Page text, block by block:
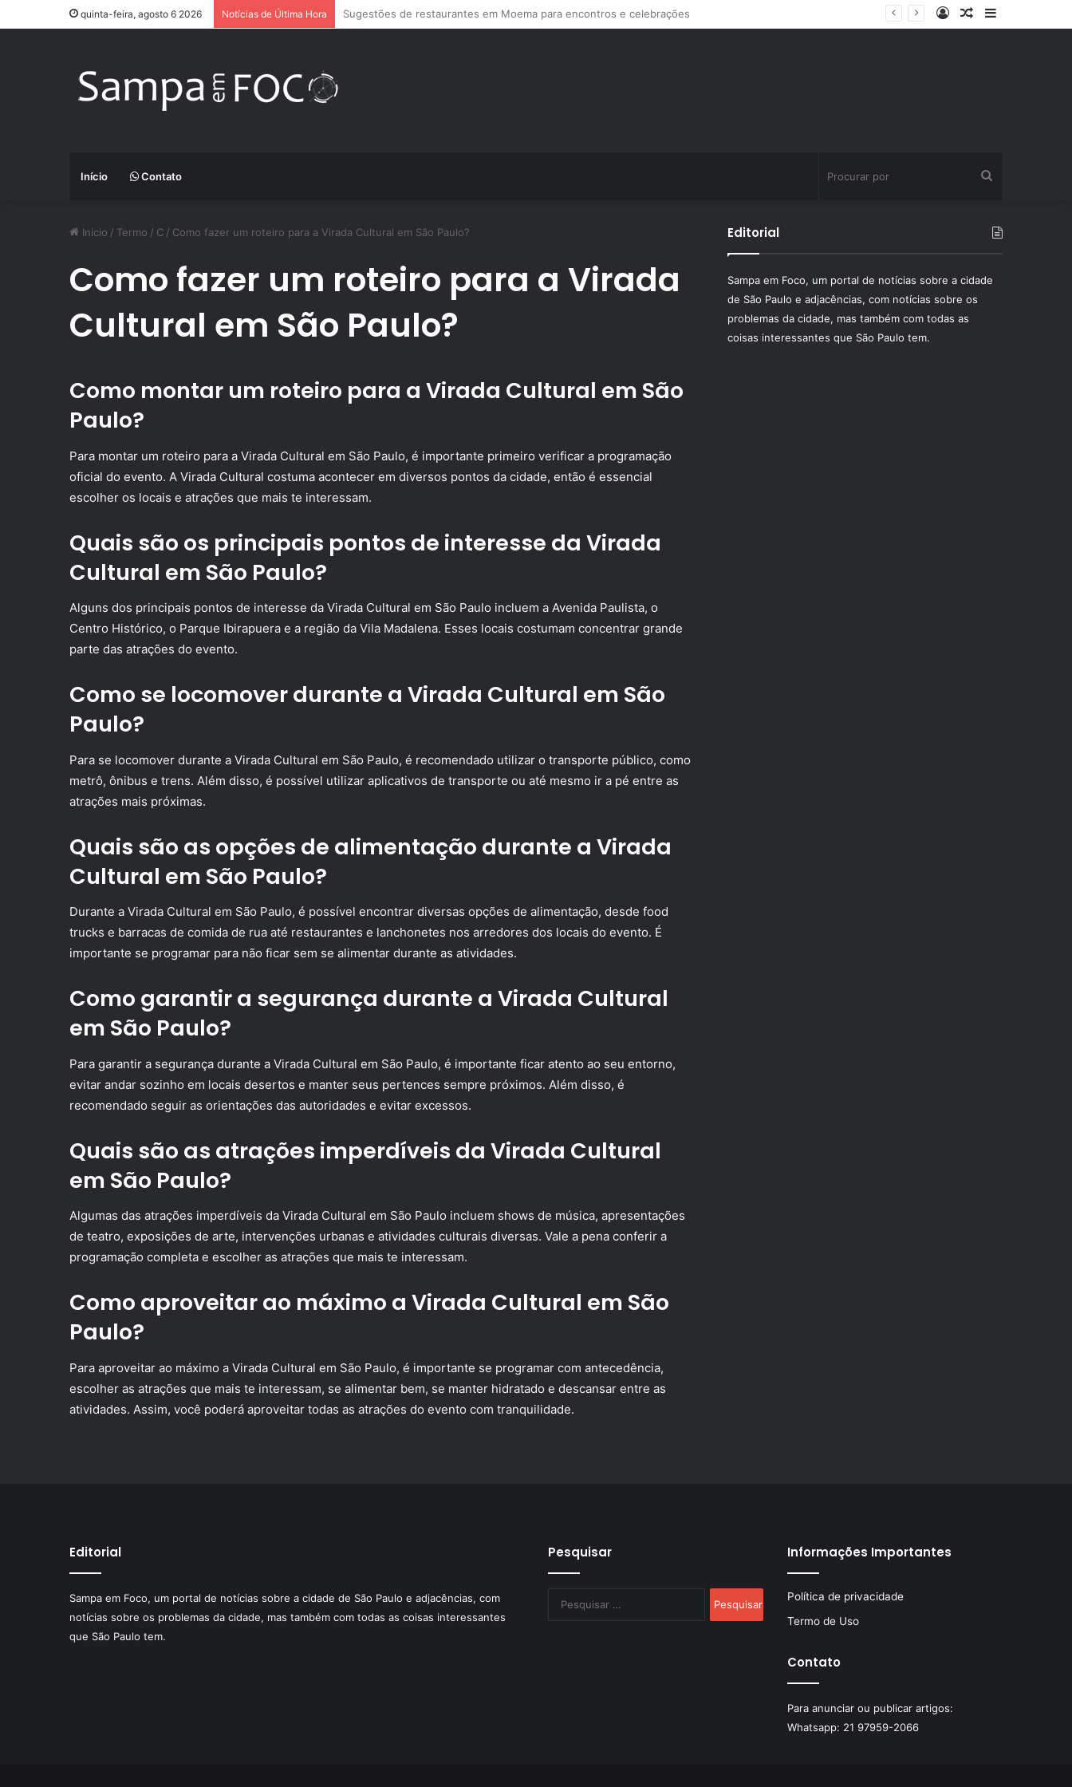
quinta-feira, agosto 6 2026 Notícias de Última Hora Apps de treino personalizado crescem no Brasil e impulsionam modelo de assinatura fitness
Barra
Artigo
Entrar
Início Contato
por
Início / Termo / C / Como fazer um roteiro para a Virada Cultural em São Paulo?
Como fazer um roteiro para a Virada
Cultural em São Paulo?
Como montar um roteiro para a Virada Cultural em São
Paulo?
Para montar um roteiro para a Virada Cultural em São Paulo, é importante primeiro verificar a programação
oficial do evento. A Virada Cultural costuma acontecer em diversos pontos da cidade, então é essencial
escolher os locais e atrações que mais te interessam.
Quais são os principais pontos de interesse da Virada
Cultural em São Paulo?
Alguns dos principais pontos de interesse da Virada Cultural em São Paulo incluem a Avenida Paulista, o
Centro Histórico, o Parque Ibirapuera e a região da Vila Madalena. Esses locais costumam concentrar grande
parte das atrações do evento.
Como se locomover durante a Virada Cultural em São
Paulo?
Para se locomover durante a Virada Cultural em São Paulo, é recomendado utilizar o transporte público, como
metrô, ônibus e trens. Além disso, é possível utilizar aplicativos de transporte ou até mesmo ir a pé entre as
atrações mais próximas.
Quais são as opções de alimentação durante a Virada
Cultural em São Paulo?
Durante a Virada Cultural em São Paulo, é possível encontrar diversas opções de alimentação, desde food
trucks e barracas de comida de rua até restaurantes e lanchonetes nos arredores dos locais do evento. É
importante se programar para não ficar sem se alimentar durante as atividades.
Como garantir a segurança durante a Virada Cultural
em São Paulo?
Para garantir a segurança durante a Virada Cultural em São Paulo, é importante ficar atento ao seu entorno,
evitar andar sozinho em locais desertos e manter seus pertences sempre próximos. Além disso, é
recomendado seguir as orientações das autoridades e evitar excessos.
Quais são as atrações imperdíveis da Virada Cultural
em São Paulo?
Algumas das atrações imperdíveis da Virada Cultural em São Paulo incluem shows de música, apresentações
de teatro, exposições de arte, intervenções urbanas e atividades culturais diversas. Vale a pena conferir a
programação completa e escolher as atrações que mais te interessam.
Como aproveitar ao máximo a Virada Cultural em São
Paulo?
Para aproveitar ao máximo a Virada Cultural em São Paulo, é importante se programar com antecedência,
escolher as atrações que mais te interessam, se alimentar bem, se manter hidratado e descansar entre as
atividades. Assim, você poderá aproveitar todas as atrações do evento com tranquilidade.
Editorial
Sampa em Foco, um portal de notícias sobre a cidade
de São Paulo e adjacências, com notícias sobre os
problemas da cidade, mas também com todas as
coisas interessantes que São Paulo tem.
Editorial
Sampa em Foco, um portal de notícias sobre a cidade de São Paulo e adjacências, com
notícias sobre os problemas da cidade, mas também com todas as coisas interessantes
que São Paulo tem.
Pesquisar
por:
Informações Importantes
Política de privacidade
Termo de Uso
Contato
Para anunciar ou publicar artigos:
Whatsapp: 21 97959-2066